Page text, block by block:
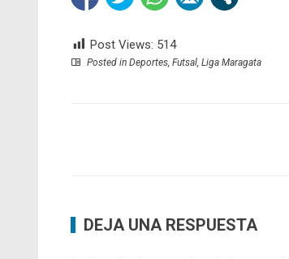
Post Views: 514
Posted in Deportes, Futsal, Liga Maragata
DEJA UNA RESPUESTA